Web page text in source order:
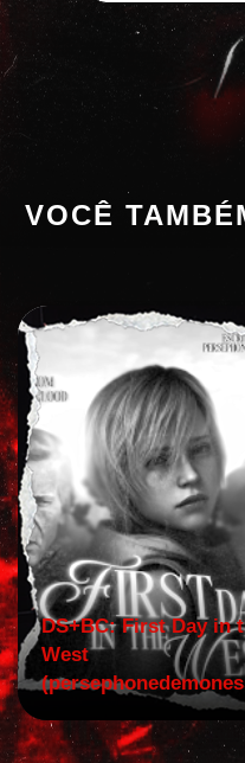
VOCÊ
DS+BC: First Day in
West